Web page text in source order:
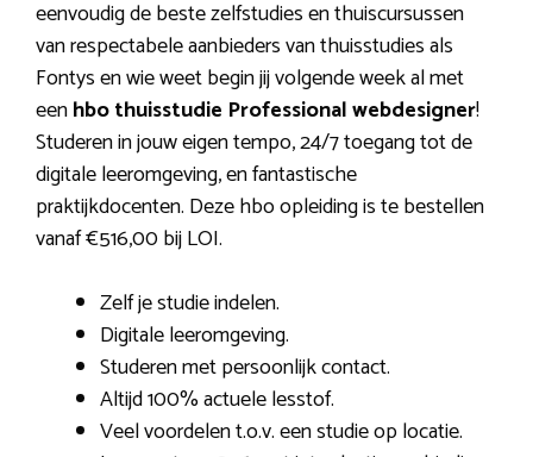
eenvoudig de beste zelfstudies en thuiscursussen
van respectabele aanbieders van thuisstudies als
Fontys en wie weet begin jij volgende week al met
eenhbo thuisstudie Professional webdesigner!
Studeren in jouw eigen tempo, 24/7 toegang tot de
digitale leeromgeving, en fantastische
praktijkdocenten. Deze hbo opleiding is te bestellen
vanaf €516,00 bij LOI.
Zelf je studie indelen.
Digitale leeromgeving.
Studeren met persoonlijk contact.
Altijd 100% actuele lesstof.
Veel voordelen t.o.v. een studie op locatie.